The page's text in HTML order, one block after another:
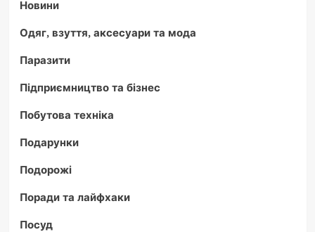
Новини
Одяг, взуття, аксесуари та мода
Паразити
Підприємництво та бізнес
Побутова техніка
Подарунки
Подорожі
Поради та лайфхаки
Посуд